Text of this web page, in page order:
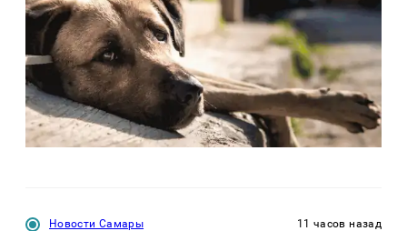
Новости Самары 11 часов назад